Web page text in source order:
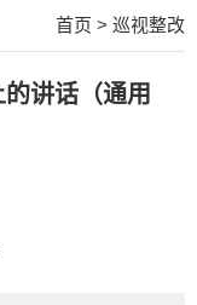
首页 > 巡视整改
讲话（通用